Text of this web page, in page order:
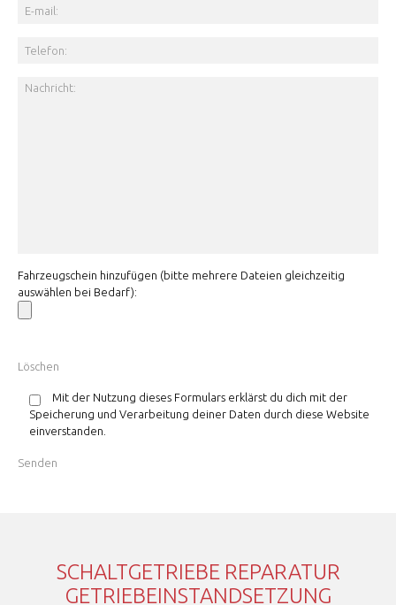
Fahrzeugschein hinzufügen (bitte mehrere Dateien gleichzeitig
auswählen bei Bedarf):
Mit der Nutzung dieses Formulars erklärst du dich mit der
Speicherung und Verarbeitung deiner Daten durch diese Website
einverstanden.
SCHALTGETRIEBE REPARATUR
GETRIEBEINSTANDSETZUNG